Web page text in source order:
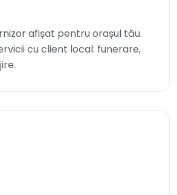
afișat pentru orașul tău.
cu client local: funerare,